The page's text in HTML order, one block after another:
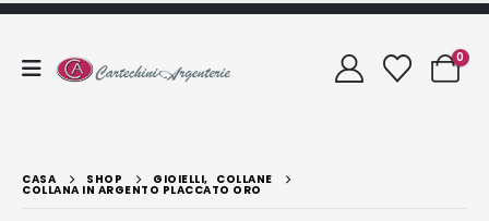
0
CASA SHOP GIOIELLI, COLLANE
COLLANA IN ARGENTO PLACCATO ORO